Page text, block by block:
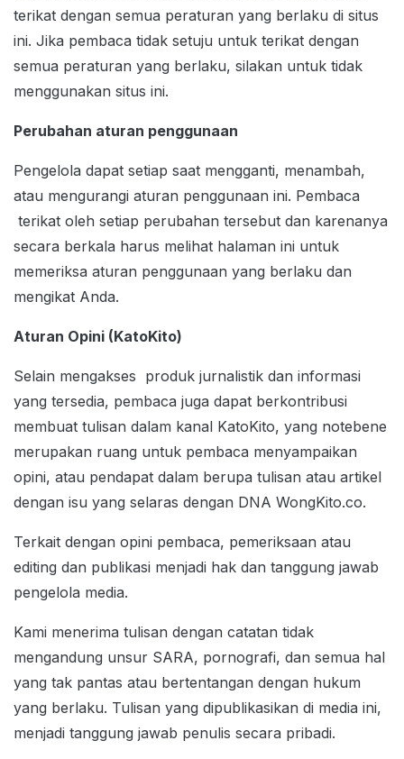
terikat dengan semua peraturan yang berlaku di situs
ini. Jika pembaca tidak setuju untuk terikat dengan
semua peraturan yang berlaku, silakan untuk tidak
menggunakan situs ini.
Perubahan aturan penggunaan
Pengelola dapat setiap saat mengganti, menambah,
atau mengurangi aturan penggunaan ini. Pembaca
terikat oleh setiap perubahan tersebut dan karenanya
secara berkala harus melihat halaman ini untuk
memeriksa aturan penggunaan yang berlaku dan
mengikat Anda.
Aturan Opini (KatoKito)
Selain mengakses produk jurnalistik dan informasi
yang tersedia, pembaca juga dapat berkontribusi
membuat tulisan dalam kanal KatoKito, yang notebene
merupakan ruang untuk pembaca menyampaikan
opini, atau pendapat dalam berupa tulisan atau artikel
dengan isu yang selaras dengan DNA WongKito.co.
Terkait dengan opini pembaca, pemeriksaan atau
editing dan publikasi menjadi hak dan tanggung jawab
pengelola media.
Kami menerima tulisan dengan catatan tidak
mengandung unsur SARA, pornografi, dan semua hal
yang tak pantas atau bertentangan dengan hukum
yang berlaku. Tulisan yang dipublikasikan di media ini,
menjadi tanggung jawab penulis secara pribadi.